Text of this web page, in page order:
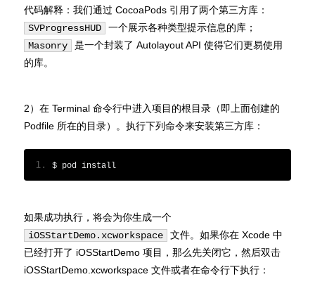
代码解释：我们通过 CocoaPods 引用了两个第三方库：
SVProgressHUD
一个展示各种类型提示信息的库；
Masonry
是一个封装了 Autolayout API 使得它们更易使用
的库。
2）在 Terminal 命令行中进入项目的根目录（即上面创建的
Podfile 所在的目录）。执行下列命令来安装第三方库：
$ pod install
如果成功执行，将会为你生成一个
iOSStartDemo.xcworkspace
文件。如果你在 Xcode 中
已经打开了 iOSStartDemo 项目，那么先关闭它，然后双击
iOSStartDemo.xcworkspace 文件或者在命令行下执行：